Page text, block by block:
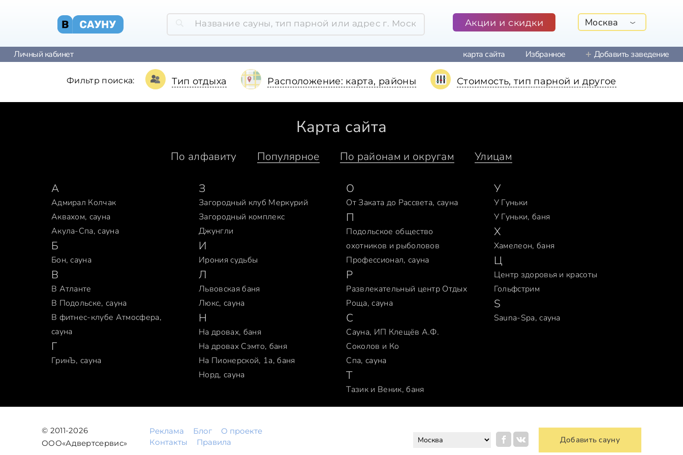
Акции и скидки Москва
Личный кабинет карта сайта Избранное Добавить заведение
Фильтр поиска: Тип отдыха Расположение: карта, районы Стоимость, тип парной и другое
Карта сайта
По алфавиту Популярное По районам и округам Улицам
А
Адмирал Колчак
Аквахом, сауна
Акула-Спа, сауна
Б
Бон, сауна
В
В Атланте
В Подольске, сауна
В фитнес-клубе Атмосфера,
сауна
Г
ГринЪ, сауна
З
Загородный клуб Меркурий
Загородный комплекс
Джунгли
И
Ирония судьбы
Л
Львовская баня
Люкс, сауна
Н
На дровах, баня
На дровах Сэмто, баня
На Пионерской, 1а, баня
Норд, сауна
О
От Заката до Рассвета, сауна
П
Подольское общество
охотников и рыболовов
Профессионал, сауна
Р
Развлекательный центр Отдых
Роща, сауна
С
Сауна, ИП Клещёв А.Ф.
Соколов и Ко
Спа, сауна
Т
Тазик и Веник, баня
У
У Гуньки
У Гуньки, баня
Х
Хамелеон, баня
Ц
Центр здоровья и красоты
Гольфстрим
S
Sauna-Spa, сауна
© 2011-2026
ООО«Адвертсервис»
Реклама Блог
О проекте
Контакты
Правила Добавить сауну